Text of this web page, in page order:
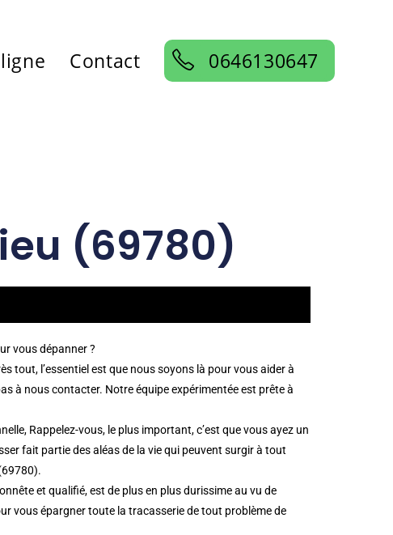
Contact 0646130647
(69780)
vous dépanner ?
tout, l’essentiel est que nous soyons là pour vous aider à
à nous contacter. Notre équipe expérimentée est prête à
Rappelez-vous, le plus important, c’est que vous ayez un
fait partie des aléas de la vie qui peuvent surgir à tout
et qualifié, est de plus en plus durissime au vu de
vous épargner toute la tracasserie de tout problème de